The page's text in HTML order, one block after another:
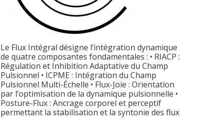
Le Flux Intégral désigne l’intégration dynamique
de quatre composantes fondamentales : • RIACP :
Régulation et Inhibition Adaptative du Champ
Pulsionnel • ICPME : Intégration du Champ
Pulsionnel Multi-Échelle • Flux-Joie : Orientation
par l’optimisation de la dynamique pulsionnelle •
Posture-Flux : Ancrage corporel et perceptif
permettant la stabilisation et la syntonie des flux